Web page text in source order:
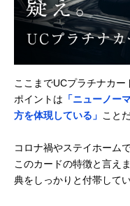
ここまでUCプラチナカー
ポイントは 「ニューノー
方を体現している」 こと
コロナ禍やステイホーム
このカードの特徴と言え
典をしっかりと付帯して